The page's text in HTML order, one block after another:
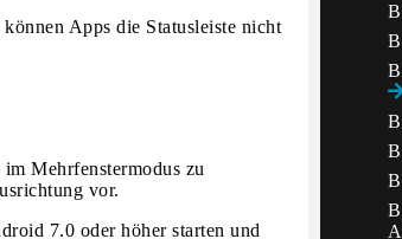
Apps die Statusleiste nicht
Mehrfenstermodus zu
vor.
7.0 oder höher starten und